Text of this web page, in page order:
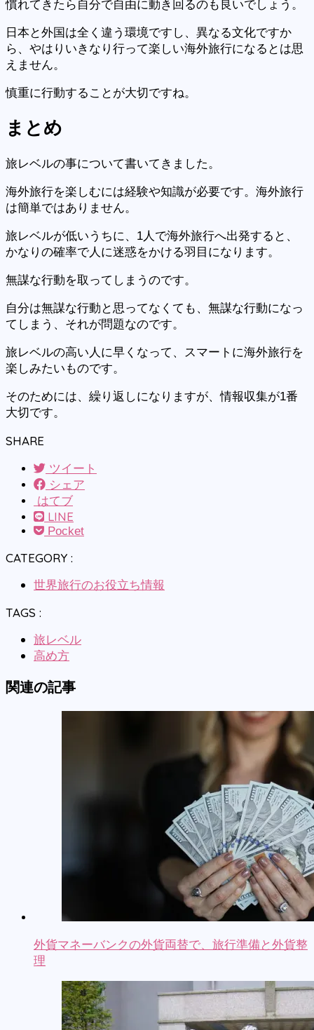
慣れてきたら自分で自由に動き回るのも良いでしょう。
日本と外国は全く違う環境ですし、異なる文化ですか
ら、やはりいきなり行って楽しい海外旅行になるとは思
えません。
慎重に行動することが大切ですね。
まとめ
旅レベルの事について書いてきました。
海外旅行を楽しむには経験や知識が必要です。海外旅行
は簡単ではありません。
旅レベルが低いうちに、1人で海外旅行へ出発すると、
かなりの確率で人に迷惑をかける羽目になります。
無謀な行動を取ってしまうのです。
自分は無謀な行動と思ってなくても、無謀な行動になっ
てしまう、それが問題なのです。
旅レベルの高い人に早くなって、スマートに海外旅行を
楽しみたいものです。
そのためには、繰り返しになりますが、情報収集が1番
大切です。
SHARE
ツイート
シェア
はてブ
LINE
Pocket
CATEGORY :
世界旅行のお役立ち情報
TAGS :
旅レベル
高め方
関連の記事
外貨マネーバンクの外貨両替で、旅行準備と外貨整
理